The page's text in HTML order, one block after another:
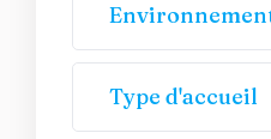
Type d'accueil